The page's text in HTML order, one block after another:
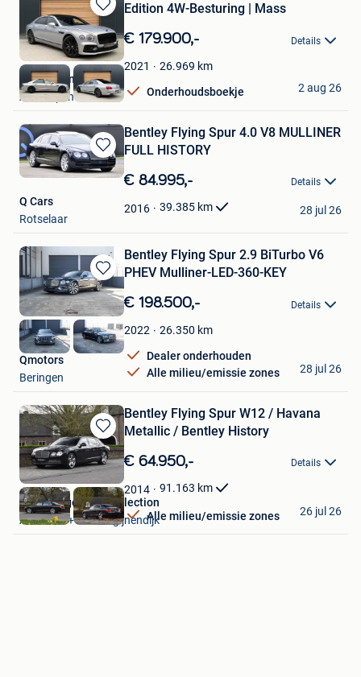
Bewaren
in
Mijn
Favorieten
Edition 4W-Besturing | Mass
€ 179.900,- Details
2021 26.969 km
Onderhoudsboekje
Auto Hartman B.V.
Antwerpen
2 aug 26
Bewaren
in
Favorieten
Bentley Flying Spur 4.0 V8 MULLINER
FULL HISTORY
€ 84.995,- Details
2016 39.385 km
Q Cars
Rotselaar
28 jul 26
Bewaren
in
Mijn
Favorieten
Bentley Flying Spur 2.9 BiTurbo V6
PHEV Mulliner-LED-360-KEY
€ 198.500,- Details
2022 26.350 km
Dealer onderhouden
Alle milieu/emissie zones
Qmotors
Beringen
28 jul 26
Bewaren
in
Mijn
Favorieten
Bentley Flying Spur W12 / Havana
Metallic / Bentley History
€ 64.950,- Details
2014 91.163 km
Alle milieu/emissie zones
ElsenBergen Car Collection
Aarschot + Deel Begijnendijk
26 jul 26